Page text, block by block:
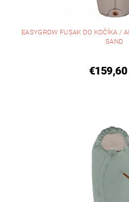
EASYGROW FUSAK DO KOČÍKA /
SAND
€159,60